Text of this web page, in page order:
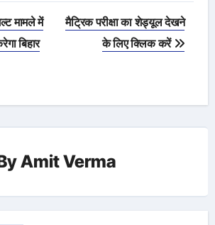
मामले में
बिहार
मैट्रिक परीक्षा का शेड्यूल देखने
के लिए क्लिक करें
Amit Verma